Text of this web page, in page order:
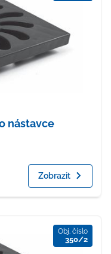
nástavce
Zobrazit
Obj. číslo
350/2